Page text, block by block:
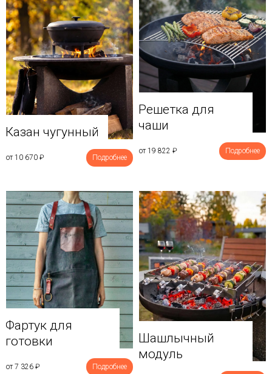
Казан чугунный
от 10 670 ₽ Подробнее
Решетка для
чаши
от 19 822 ₽ Подробнее
Фартук для
готовки
от 7 326 ₽ Подробнее
Шашлычный
модуль